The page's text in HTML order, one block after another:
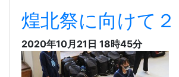
煌北祭に向けて２
2020年10月21日 18時45分